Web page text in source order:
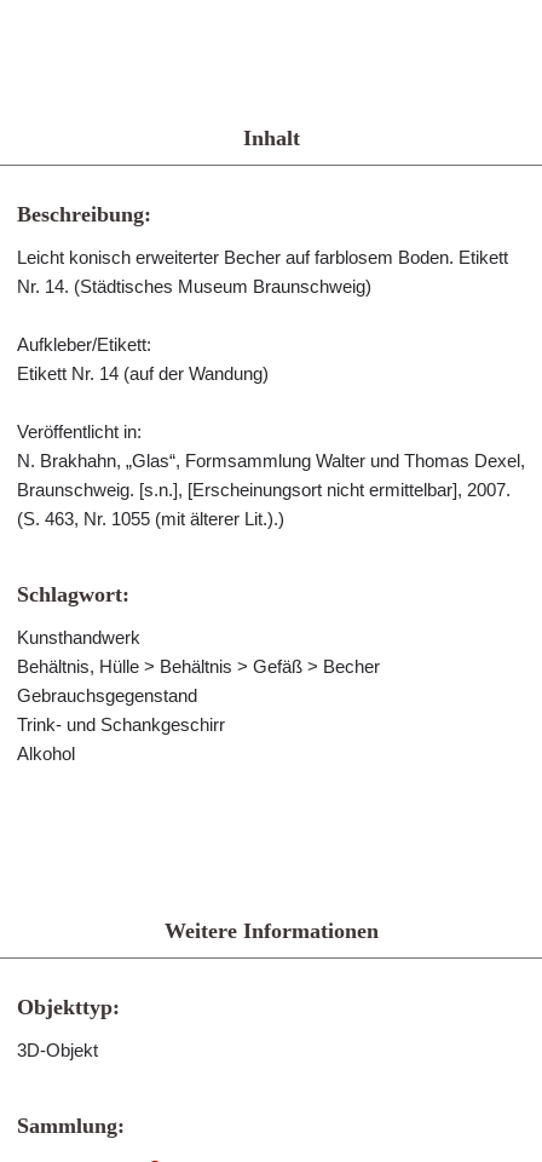
Inhalt
Beschreibung:
Leicht konisch erweiterter Becher auf farblosem Boden. Etikett
Nr. 14. (Städtisches Museum Braunschweig)
Aufkleber/Etikett:
Etikett Nr. 14 (auf der Wandung)
Veröffentlicht in:
N. Brakhahn, „Glas“, Formsammlung Walter und Thomas Dexel,
Braunschweig. [s.n.], [Erscheinungsort nicht ermittelbar], 2007.
(S. 463, Nr. 1055 (mit älterer Lit.).)
Schlagwort:
Kunsthandwerk
Behältnis, Hülle > Behältnis > Gefäß > Becher
Gebrauchsgegenstand
Trink- und Schankgeschirr
Alkohol
Weitere Informationen
Objekttyp:
3D-Objekt
Sammlung: